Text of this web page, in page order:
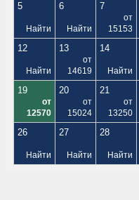
5
Найти
6
Найти
7
от
15153
12
Найти
13
от
14619
14
Найти
19
от
12570
20
от
15024
21
от
13250
26
Найти
27
Найти
28
Найти